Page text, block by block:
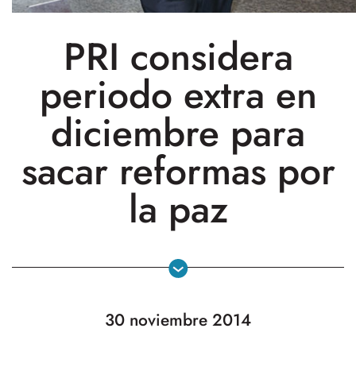
PRI considera
periodo extra en
diciembre para
sacar reformas por
la paz
30 noviembre 2014